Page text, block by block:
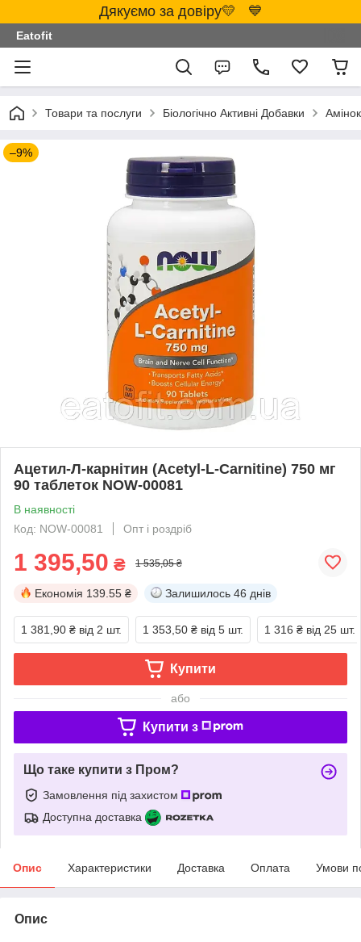
Дякуємо за довіру💛 💙
Eatofit
Товари та послуги Біологічно Активні Добавки
–9%
Ацетил-Л-карнітин (Acetyl-L-Carnitine) 750 мг
90 таблеток NOW-00081
В наявності
Код: NOW-00081
Опт і роздріб
1 395,50 ₴ 1 535,05 ₴
Економія 139.55 ₴ Залишилось 46 днів
1 381,90 ₴ від 2 шт. 1 353,50 ₴ від 5 шт. 1 316 ₴ від 25 шт.
Купити
або
Купити з
Що таке купити з Пром?
Замовлення під захистом
Доступна доставка
Опис Характеристики Доставка Оплата Умови
Опис